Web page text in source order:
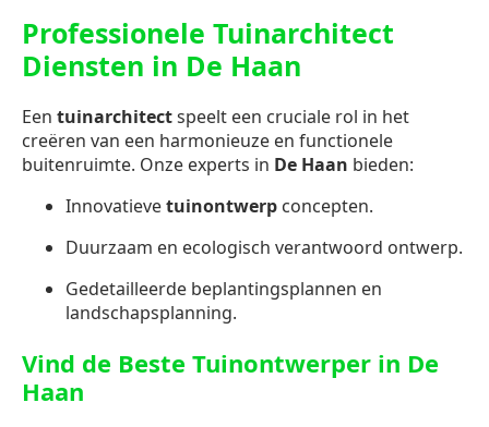
Professionele Tuinarchitect
Diensten in De Haan
Een tuinarchitectspeelt een cruciale rol in het
creëren van een harmonieuze en functionele
buitenruimte. Onze experts in De Haan bieden:
Innovatievetuinontwerp concepten.
Duurzaam en ecologisch verantwoord ontwerp.
Gedetailleerde beplantingsplannen en
landschapsplanning.
Vind de Beste Tuinontwerper in De
Haan